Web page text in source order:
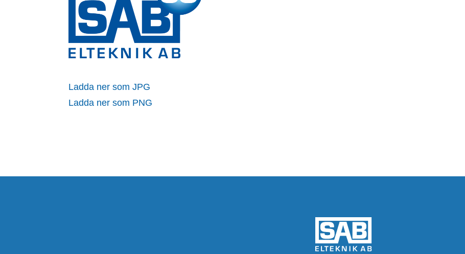
Ladda ner som JPG
Ladda ner som PNG